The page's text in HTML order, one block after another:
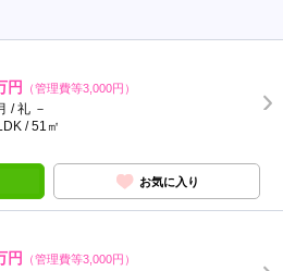
円 （管理費等3,000円）
/ 礼 －
/ 51㎡
お気に入り
円 （管理費等3,000円）